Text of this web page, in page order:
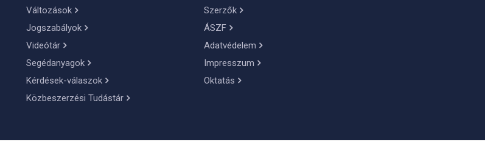
Változások
Jogszabályok
Videótár
Segédanyagok
Kérdések-válaszok
Közbeszerzési Tudástár
Szerzők
ÁSZF
Adatvédelem
Impresszum
Oktatás